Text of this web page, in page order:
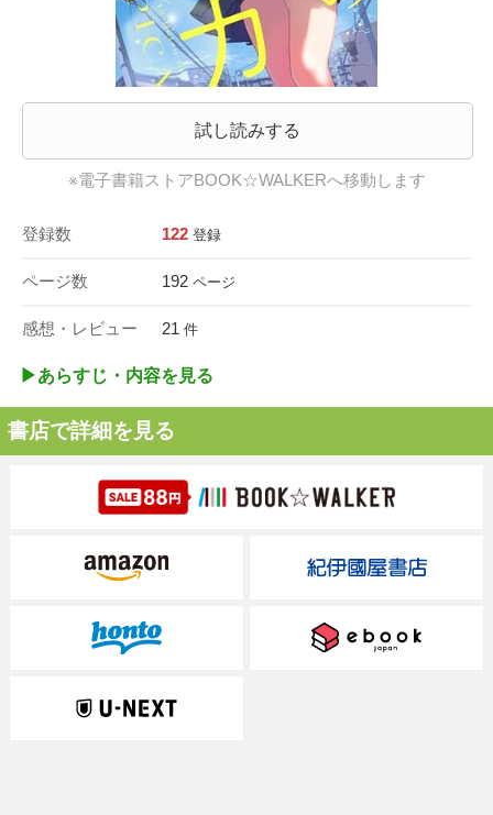
試し読みする
※電子書籍ストアBOOK☆WALKERへ移動します
登録数 122 登録
ページ数 192 ページ
感想・レビュー 21 件
▶︎あらすじ・内容を見る
書店で詳細を見る